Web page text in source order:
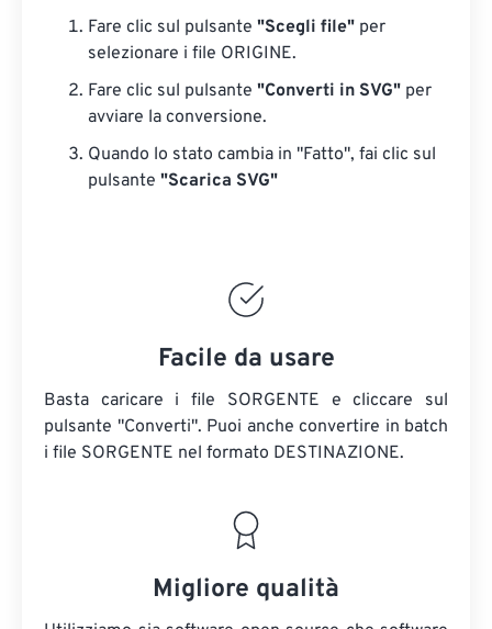
Fare clic sul pulsante "Scegli file" per
selezionare i file ORIGINE.
Fare clic sul pulsante "Converti in SVG" per
avviare la conversione.
Quando lo stato cambia in "Fatto", fai clic sul
pulsante "Scarica SVG"
Facile da usare
Basta caricare i file SORGENTE e cliccare sul
pulsante "Converti". Puoi anche convertire in batch
i file SORGENTE nel formato DESTINAZIONE.
Migliore qualità